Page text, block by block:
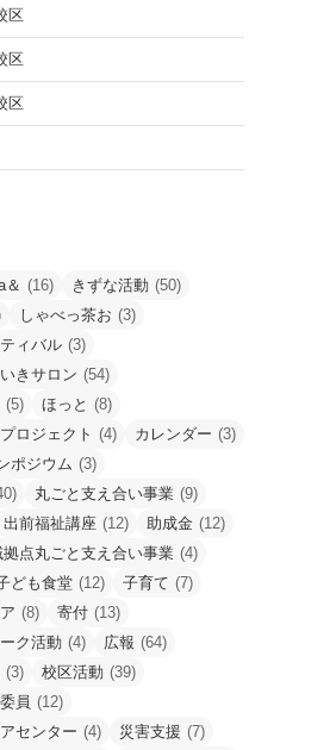
区
区
区
＆ (16) きずな活動 (50)
しゃべっ茶お (3)
ィバル (3)
きサロン (54)
(5) ほっと (8)
ロジェクト (4) カレンダー (3)
ポジウム (3)
丸ごと支え合い事業 (9)
出前福祉講座 (12) 助成金 (12)
拠点丸ごと支え合い事業 (4)
ども食堂 (12) 子育て (7)
(8) 寄付 (13)
ク活動 (4) 広報 (64)
(3) 校区活動 (39)
員 (12)
センター (4) 災害支援 (7)